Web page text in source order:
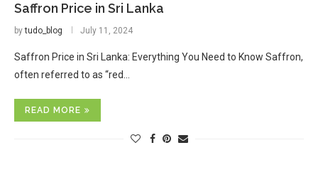
Saffron Price in Sri Lanka
bytudo_blog July 11, 2024
Saffron Price in Sri Lanka: Everything You Need to Know Saffron,
often referred to as “red…
READ MORE